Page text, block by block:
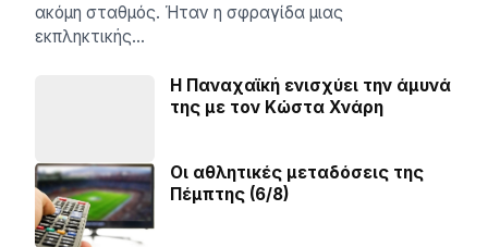
ακόμη σταθμός. Ήταν η σφραγίδα μιας
εκπληκτικής…
Η Παναχαϊκή ενισχύει την άμυνά
της με τον Κώστα Χνάρη
Οι αθλητικές μεταδόσεις της
Πέμπτης (6/8)